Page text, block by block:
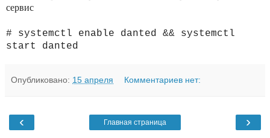
сервис
# systemctl enable danted && systemctl
start danted
Опубликовано: 15 апреля Комментариев нет:
‹ ›
Главная страница